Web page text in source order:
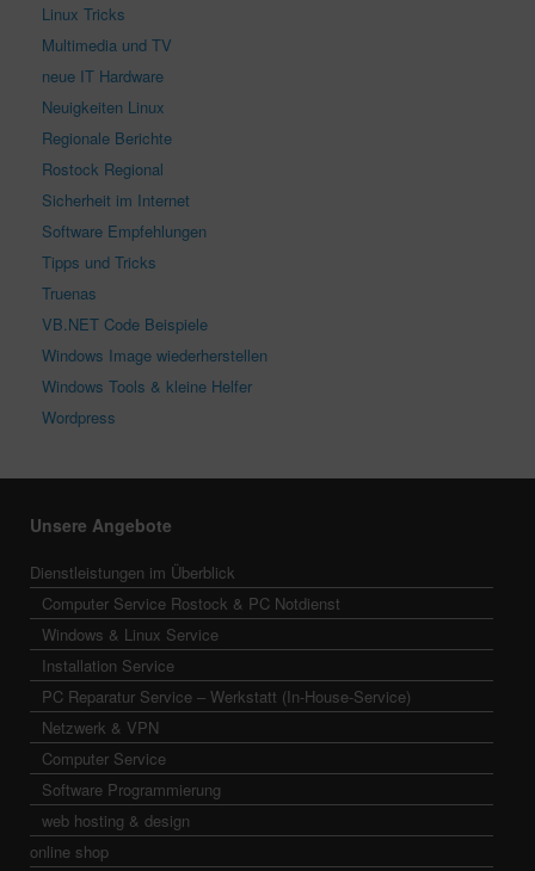
Linux Tricks
Multimedia und TV
neue IT Hardware
Neuigkeiten Linux
Regionale Berichte
Rostock Regional
Sicherheit im Internet
Software Empfehlungen
Tipps und Tricks
Truenas
VB.NET Code Beispiele
Windows Image wiederherstellen
Windows Tools & kleine Helfer
Wordpress
Unsere Angebote
Dienstleistungen im Überblick
Computer Service Rostock & PC Notdienst
Windows & Linux Service
Installation Service
PC Reparatur Service – Werkstatt (In-House-Service)
Netzwerk & VPN
Computer Service
Software Programmierung
web hosting & design
online shop